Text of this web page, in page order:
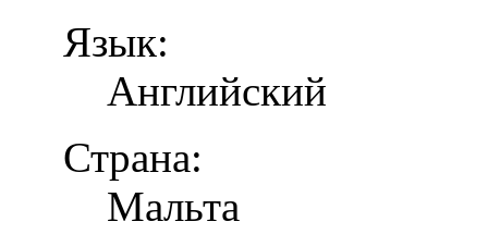
Язык:
Английский
Страна:
Мальта